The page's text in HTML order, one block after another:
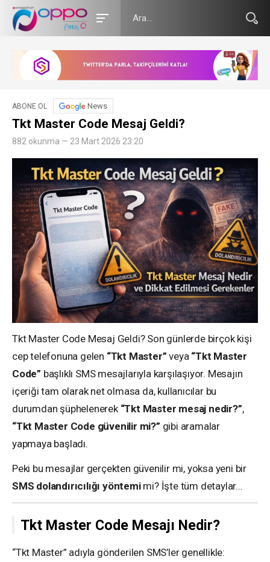
ABONE OL News
Tkt Master Code Mesaj Geldi?
882 okunma — 23 Mart 2026 23:20
Tkt Master Code Mesaj Geldi? Son günlerde birçok kişi
cep telefonuna gelen “Tkt Master” veya “Tkt Master
Code” başlıklı SMS mesajlarıyla karşılaşıyor. Mesajın
içeriği tam olarak net olmasa da, kullanıcılar bu
durumdan şüphelenerek “Tkt Master mesaj nedir?”,
“Tkt Master Code güvenilir mi?” gibi aramalar
yapmaya başladı.
Peki bu mesajlar gerçekten güvenilir mi, yoksa yeni bir
SMS dolandırıcılığı yöntemimi? İşte tüm detaylar…
Tkt Master Code Mesajı Nedir?
“Tkt Master” adıyla gönderilen SMS’ler genellikle: